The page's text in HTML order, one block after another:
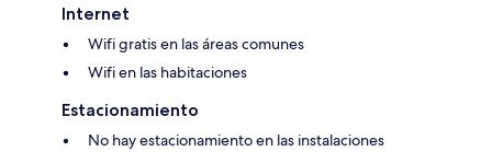
Internet
Wifi gratis en las áreas comunes
Wifi en las habitaciones
Estacionamiento
No hay estacionamiento en las instalaciones